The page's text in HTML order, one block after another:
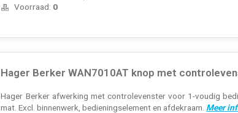
Voorraad: 0
Hager Berker WAN7010AT knop met
Hager Berker afwerking met controlevenster voor 1-voudig
mat. Excl. binnenwerk, bedieningselement en afdekraam. Meer